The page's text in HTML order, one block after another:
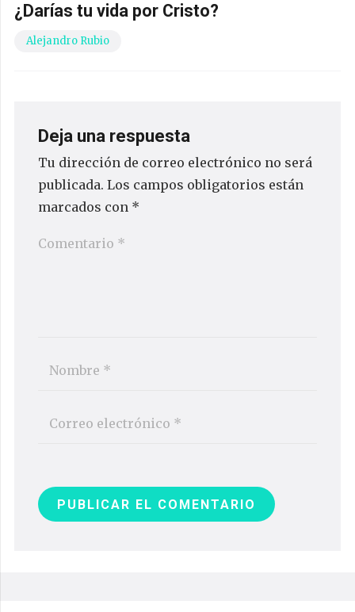
¿Darías tu vida por Cristo?
Alejandro Rubio
Deja una respuesta
Tu dirección de correo electrónico no será
publicada. Los campos obligatorios están
marcados con *
PUBLICAR EL COMENTARIO